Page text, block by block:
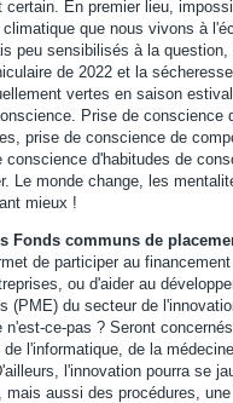
certain. En premier lieu,
que nous vivons à
peu sensibilisés à la
de 2022 et la
vertes en saison
Prise de conscience
prise de conscience de
conscience d'habitudes de
Le monde change, les
mieux !
Fonds communs de
de participer au
ou d'aider au
(PME) du secteur de
n'est-ce-pas ? Seront
l'informatique, de la
l'innovation pourra se
mais aussi des procédures, une